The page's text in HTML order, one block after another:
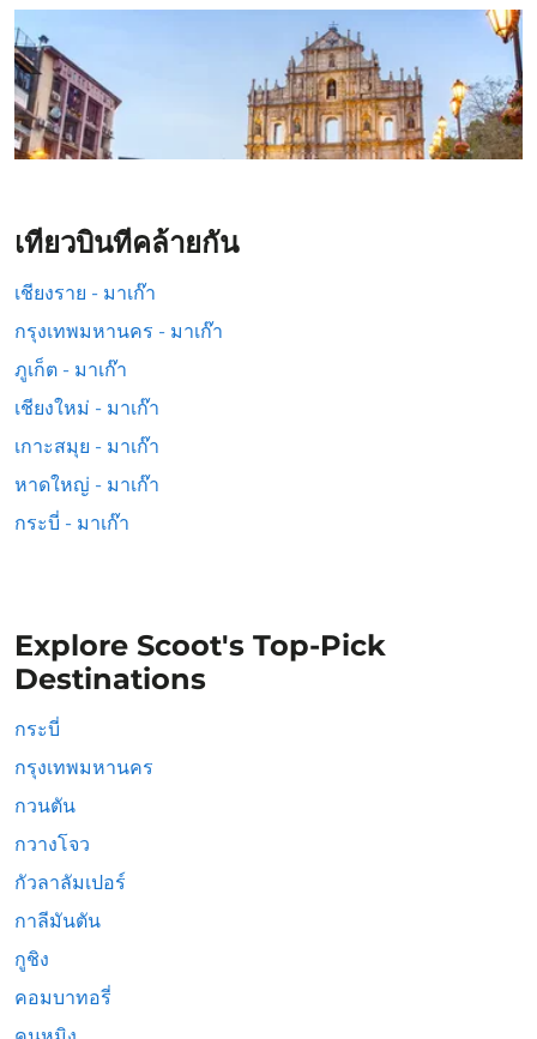
เที่ยวบินที่คล้ายกัน
เชียงราย - มาเก๊า
กรุงเทพมหานคร - มาเก๊า
ภูเก็ต - มาเก๊า
เชียงใหม่ - มาเก๊า
เกาะสมุย - มาเก๊า
หาดใหญ่ - มาเก๊า
กระบี่ - มาเก๊า
Explore Scoot's Top-Pick
Destinations
กระบี่
กรุงเทพมหานคร
กวนตัน
กวางโจว
กัวลาลัมเปอร์
กาลีมันตัน
กูชิง
คอมบาทอรี่